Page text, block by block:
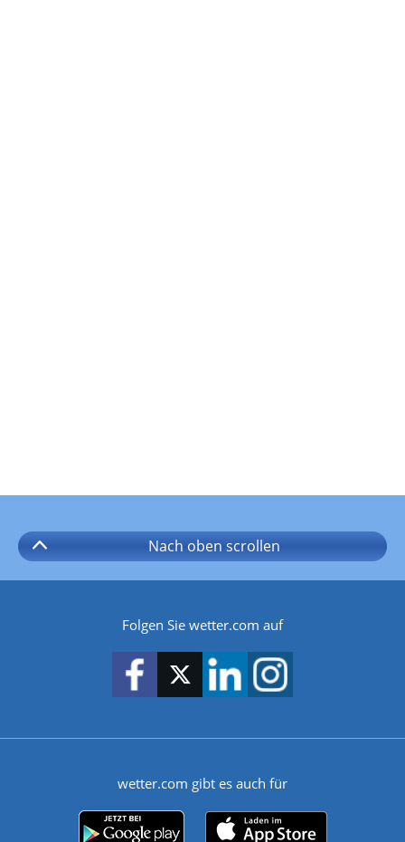
Nach oben scrollen
Folgen Sie wetter.com auf
wetter.com gibt es auch für